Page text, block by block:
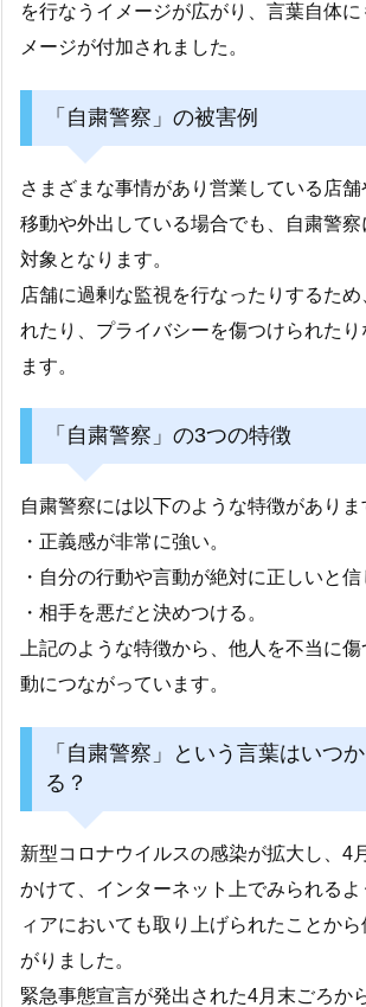
を行なうイメージが広がり、言葉自体に
メージが付加されました。
「自粛警察」の被害例
さまざまな事情があり営業している店
移動や外出している場合でも、自粛警
対象となります。
店舗に過剰な監視を行なったりするため
れたり、プライバシーを傷つけられた
ます。
「自粛警察」の3つの特徴
自粛警察には以下のような特徴がありま
・正義感が非常に強い。
・自分の行動や言動が絶対に正しいと信
・相手を悪だと決めつける。
上記のような特徴から、他人を不当に
動につながっています。
「自粛警察」という言葉はいつ
る？
新型コロナウイルスの感染が拡大し、4
かけて、インターネット上でみられる
ィアにおいても取り上げられたことか
がりました。
緊急事態宣言が発出された4月末ごろか